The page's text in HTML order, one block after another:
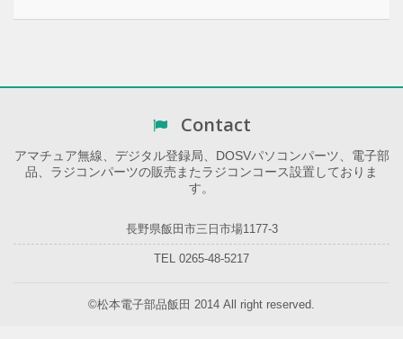
Contact
アマチュア無線、デジタル登録局、DOSVパソコンパーツ、電子部
品、ラジコンパーツの販売またラジコンコース設置しておりま
す。
長野県飯田市三日市場1177-3
TEL 0265-48-5217
©松本電子部品飯田 2014 All right reserved.